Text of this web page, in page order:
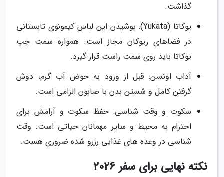
گذاشت.
یوکاتا (Yukata): پوشیدن این لباس کیمونوی تابستانی
در فضاهای ریوکان مجاز است. همواره سمت چپ
یوکاتا باید روی سمت راست قرار گیرد.
آداب اونسن: قبل از ورود به حوض آب گرم، دوش
گرفتن کامل و شستن بدن با صابون الزامی است.
سکوت و وقت شناسی: حفظ سکوت و آرامش برای
احترام به محیط و سایر مهمانان حیاتی است. وقت
شناسی در وعده های غذایی رزرو شده ضروری هست.
نکته نهایی برای سفر 2026